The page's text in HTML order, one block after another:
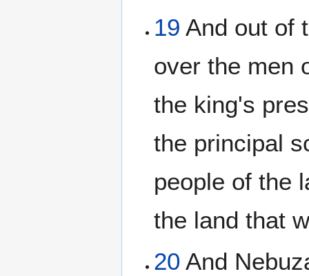
19 And out of
over the men
the king's
the principal
people of the
the land that
20 And